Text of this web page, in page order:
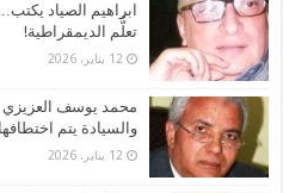
ابراهيم الصياد
تعلُّم الديمقراطية!
12 يناير، 2026
محمد يوسف العزيزي
والسيادة يتم
12 يناير، 2026